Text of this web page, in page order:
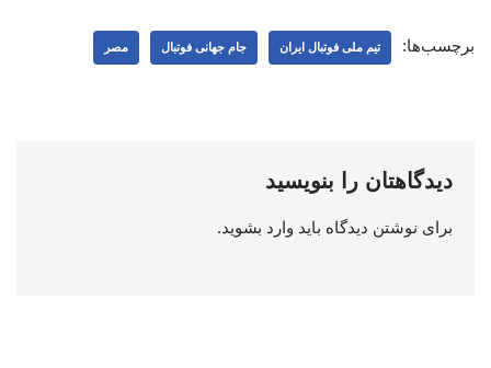
برچسب‌ها: تیم ملی فوتبال ایران جام جهانی فوتبال مصر
دیدگاهتان را بنویسید
برای نوشتن دیدگاه باید وارد بشوید.